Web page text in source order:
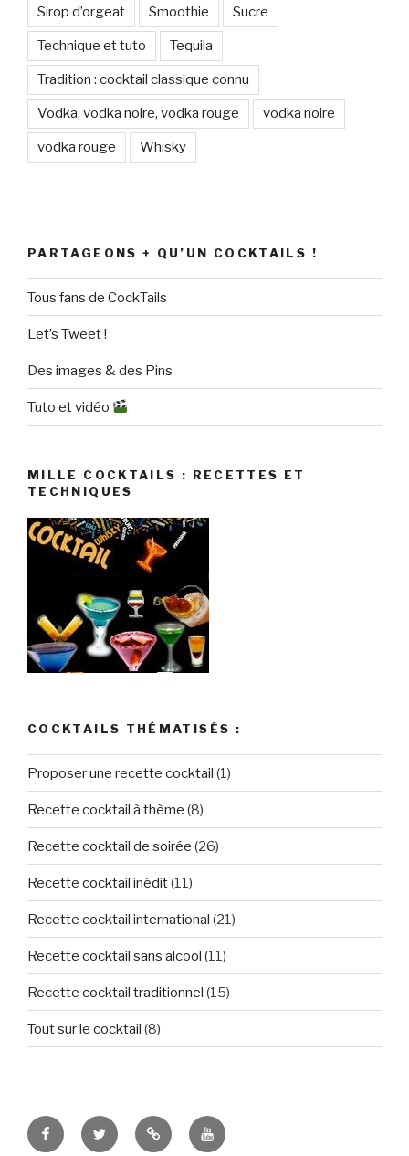
Sirop d’orgeat Smoothie Sucre
Technique et tuto Tequila
Tradition : cocktail classique connu
Vodka, vodka noire, vodka rouge vodka noire
vodka rouge Whisky
PARTAGEONS + QU’UN COCKTAILS !
Tous fans de CockTails
Let’s Tweet !
Des images & des Pins
Tuto et vidéo
MILLE COCKTAILS : RECETTES ET
TECHNIQUES
COCKTAILS THÉMATISÉS :
Proposer une recette cocktail (1)
Recette cocktail à thème (8)
Recette cocktail de soirée (26)
Recette cocktail inédit(11)
Recette cocktail international (21)
Recette cocktail sans alcool (11)
Recette cocktail traditionnel (15)
Tout sur le cocktail (8)
Tous
fans
Let’s
Tweet
Des
images
Tuto
et